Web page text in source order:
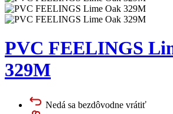
PVC FEELINGS
329M
Nedá sa bezdôvodne vrátiť